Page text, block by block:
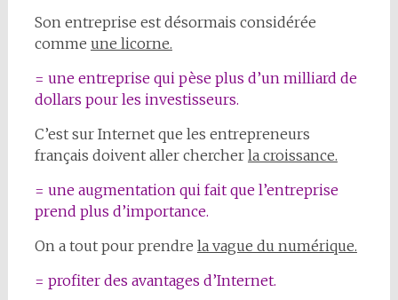
Son entreprise est désormais considérée
comme une licorne.
= une entreprise qui pèse plus d’un milliard de
dollars pour les investisseurs.
C’est sur Internet que les entrepreneurs
français doivent aller chercher la croissance.
= une augmentation qui fait que l’entreprise
prend plus d’importance.
On a tout pour prendre la vague du numérique.
= profiter des avantages d’Internet.